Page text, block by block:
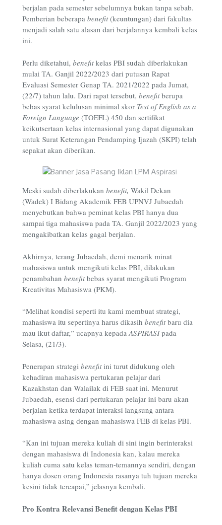
berjalan pada semester sebelumnya bukan tanpa sebab.
Pemberian beberapa benefit(keuntungan) dari fakultas
menjadi salah satu alasan dari berjalannya kembali kelas
ini.
Perlu diketahui, benefitkelas PBI sudah diberlakukan
mulai TA. Ganjil 2022/2023 dari putusan Rapat
Evaluasi Semester Genap TA. 2021/2022 pada Jumat,
(22/7) tahun lalu. Dari rapat tersebut, benefitberupa
bebas syarat kelulusan minimal skor Test of English as a
Foreign Language (TOEFL) 450 dan sertifikat
keikutsertaan kelas internasional yang dapat digunakan
untuk Surat Keterangan Pendamping Ijazah (SKPI) telah
sepakat akan diberikan.
Meski sudah diberlakukan benefit, Wakil Dekan
(Wadek) I Bidang Akademik FEB UPNVJ Jubaedah
menyebutkan bahwa peminat kelas PBI hanya dua
sampai tiga mahasiswa pada TA. Ganjil 2022/2023 yang
mengakibatkan kelas gagal berjalan.
Akhirnya, terang Jubaedah, demi menarik minat
mahasiswa untuk mengikuti kelas PBI, dilakukan
penambahan benefitbebas syarat mengikuti Program
Kreativitas Mahasiswa (PKM).
“Melihat kondisi seperti itu kami membuat strategi,
mahasiswa itu sepertinya harus dikasih benefitbaru dia
mau ikut daftar,” ucapnya kepadaASPIRASIpada
Selasa, (21/3).
Penerapan strategi benefitini turut didukung oleh
kehadiran mahasiswa pertukaran pelajar dari
Kazakhstan dan Walailak di FEB saat ini. Menurut
Jubaedah, esensi dari pertukaran pelajar ini baru akan
berjalan ketika terdapat interaksi langsung antara
mahasiswa asing dengan mahasiswa FEB di kelas PBI.
“Kan ini tujuan mereka kuliah di sini ingin berinteraksi
dengan mahasiswa di Indonesia kan, kalau mereka
kuliah cuma satu kelas teman-temannya sendiri, dengan
hanya dosen orang Indonesia rasanya tuh tujuan mereka
kesini tidak tercapai,” jelasnya kembali.
Pro Kontra Relevansi Benefit dengan Kelas PBI